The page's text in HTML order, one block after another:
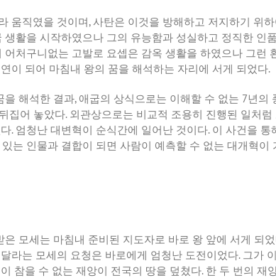
움직였을 것이며,사탄은 이것을 방해하고 저지하기 위
활을 시작하였으나 그의 유능함과 성실하고 정직한 인
어처구니없는 고발로 요셉은 감옥 생활을 하였으나 그런
이 되어 마침내 왕의 꿈을 해석하는 자리에 서게 되었다.
을 해석한 결과, 애굽의 상식으로는 이해할 수 없는 7년의
집어 놓았다. 외관상으로는 비교적 조용히 진행된 일처
. 엄청난 대변혁이 순식간에 일어난 것이다. 이 사건을 통
는 인물과 결합이 되면 사람이 예측할 수 없는 대개혁이
은 모세는 마침내 준비된 지도자로 바로 왕 앞에 서게 되
라는 모세의 요청은 바로에게 엄청난 도전이었다. 그가
참을 수 없는 재앙이 전국의 땅을 덮쳤다. 한 두 번의 재